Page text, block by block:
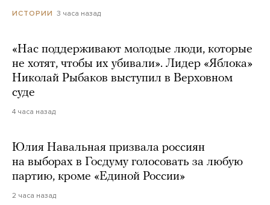
ИСТОРИИ 3 часа назад
«Нас поддерживают молодые люди, которые
не хотят, чтобы их убивали». Лидер «Яблока»
Николай Рыбаков выступил в Верховном
суде
4 часа назад
Юлия Навальная призвала россиян
на выборах в Госдуму голосовать за любую
партию, кроме «Единой России»
2 часа назад